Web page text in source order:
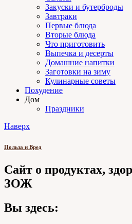
Закуски и бутерброды
Завтраки
Первые блюда
Вторые блюда
Что приготовить
Выпечка и десерты
Домашние напитки
Заготовки на зиму
Кулинарные советы
Похудение
Дом
Праздники
Наверх
Польза и Вред
Сайт о продуктах,
ЗОЖ
Вы здесь: